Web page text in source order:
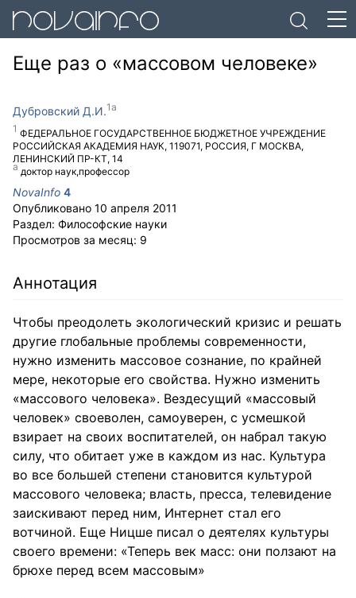
Еще раз о «массовом человеке»
Дубровский Д.И.
ФЕДЕРАЛЬНОЕ ГОСУДАРСТВЕННОЕ БЮДЖЕТНОЕ УЧРЕЖДЕНИЕ
РОССИЙСКАЯ АКАДЕМИЯ НАУК, 119071, РОССИЯ, Г МОСКВА,
ЛЕНИНСКИЙ ПР-КТ, 14
доктор наук,профессор
NovaInfo 4
Опубликовано 10 апреля 2011
Раздел: Философские науки
Просмотров за месяц: 9
Аннотация
Чтобы преодолеть экологический кризис и решать
другие глобальные проблемы современности,
нужно изменить массовое сознание, по крайней
мере, некоторые его свойства. Нужно изменить
«массового человека». Вездесущий «массовый
человек» своеволен, самоуверен, с усмешкой
взирает на своих воспитателей, он набрал такую
силу, что обитает уже в каждом из нас. Культура
во все большей степени становится культурой
массового человека; власть, пресса, телевидение
заискивают перед ним, Интернет стал его
вотчиной. Еще Ницше писал о деятелях культуры
своего времени: «Теперь век масс: они ползают на
брюхе перед всем массовым»